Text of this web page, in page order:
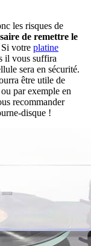
les risques de
de remettre le
Si votre platine
il vous suffira
sera en sécurité.
être utile de
par exemple en
recommander
disque !